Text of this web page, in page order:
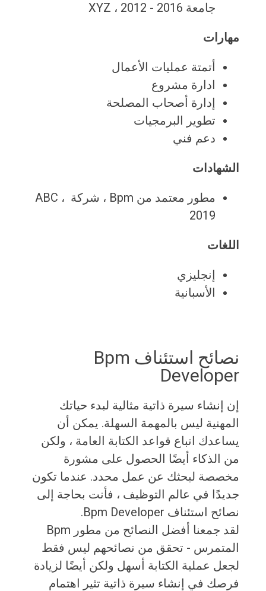
جامعة XYZ ، 2012 - 2016
مهارات
أتمتة عمليات الأعمال
ادارة مشروع
إدارة أصحاب المصلحة
تطوير البرمجيات
دعم فني
الشهادات
مطور معتمد من Bpm ، شركة ABC ، ​​
2019
اللغات
إنجليزي
الأسبانية
نصائح استئناف Bpm
Developer
إن إنشاء سيرة ذاتية مثالية لبدء حياتك
المهنية ليس بالمهمة السهلة. يمكن أن
يساعدك اتباع قواعد الكتابة العامة ، ولكن
من الذكاء أيضًا الحصول على مشورة
مخصصة لبحثك عن عمل محدد. عندما تكون
جديدًا في عالم التوظيف ، فأنت بحاجة إلى
نصائح استئناف Bpm Developer.
لقد جمعنا أفضل النصائح من مطور Bpm
المتمرس - تحقق من نصائحهم ليس فقط
لجعل عملية الكتابة أسهل ولكن أيضًا لزيادة
فرصك في إنشاء سيرة ذاتية تثير اهتمام